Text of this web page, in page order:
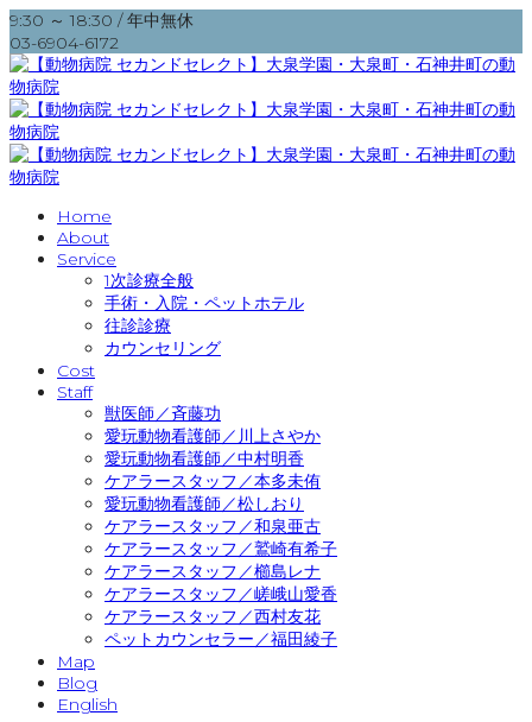
9:30 ～ 18:30 / 年中無休
03-6904-6172
Home
About
Service
1次診療全般
手術・入院・ペットホテル
往診診療
カウンセリング
Cost
Staff
獣医師／斉藤功
愛玩動物看護師／川上さやか
愛玩動物看護師／中村明香
ケアラースタッフ／本多未侑
愛玩動物看護師／松しおり
ケアラースタッフ／和泉亜古
ケアラースタッフ／鷲崎有希子
ケアラースタッフ／櫛島レナ
ケアラースタッフ／嵯峨山愛香
ケアラースタッフ／西村友花
ペットカウンセラー／福田綾子
Map
Blog
English